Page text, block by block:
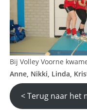
Bij Volley Voorne
Anne, Nikki, Linda,
< Terug naar het